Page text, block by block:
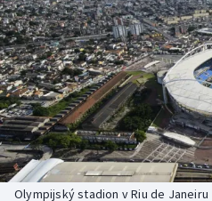
DALŠÍ SPORTY
Americký fotbal
Baseball a softbal
Basketbal
Biatlon
NEPŘEHLÉDNĚTE
Soutěže
Historické návraty
Aplikace ČT sport
Olympijský stadion v Riu de Janeiru